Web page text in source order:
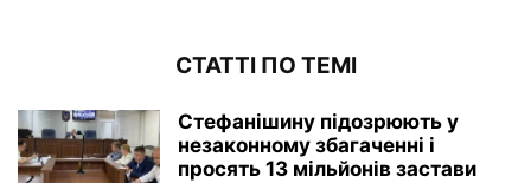
СТАТТІ ПО ТЕМІ
Стефанішину підозрюють у
незаконному збагаченні і
просять 13 мільйонів застави